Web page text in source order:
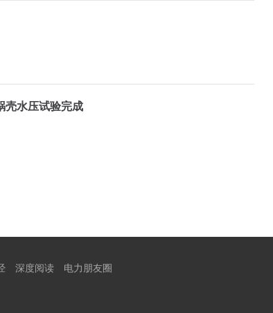
壳水压试验完成
深度阅读 电力朋友圈